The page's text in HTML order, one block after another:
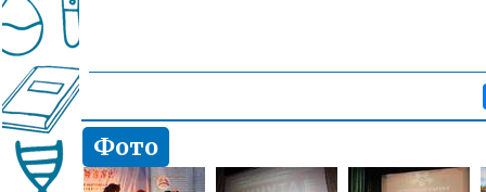
Фото